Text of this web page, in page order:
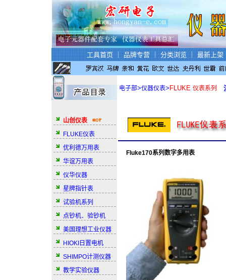
工具首页 品牌专营 分类浏览 最新上架
山创仪表
FLUKE仪表
优利德万用表
华谊万用表
仪华仪器
星牌指针表
试验机系列
点钞机．验钞机
美国理想工业仪器
HIOKI日置电机
SHIMPO计测仪器
教学实验仪器
电子部>仪器仪表> FLUKE 仪表系列
Fluke170系列数字多用表